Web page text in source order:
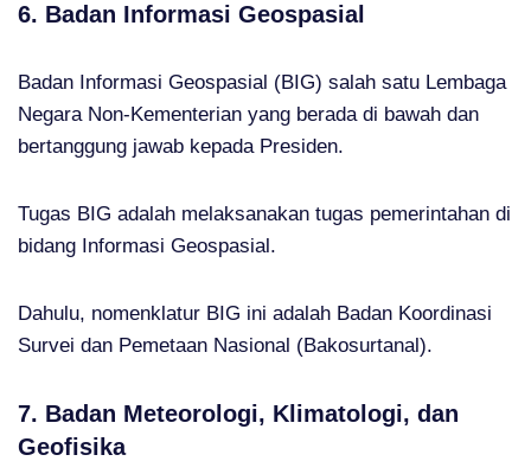
6. Badan Informasi Geospasial
Badan Informasi Geospasial (BIG) salah satu Lembaga
Negara Non-Kementerian yang berada di bawah dan
bertanggung jawab kepada Presiden.
Tugas BIG adalah melaksanakan tugas pemerintahan di
bidang Informasi Geospasial.
Dahulu, nomenklatur BIG ini adalah Badan Koordinasi
Survei dan Pemetaan Nasional (Bakosurtanal).
7. Badan Meteorologi, Klimatologi, dan
Geofisika